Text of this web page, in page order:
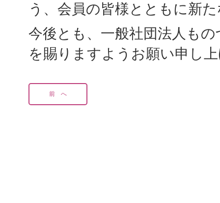
う、会員の皆様とともに新
今後とも、一般社団法人も
を賜りますようお願い申し
前 へ